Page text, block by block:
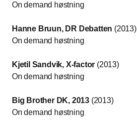
On demand høstning
Hanne Bruun, DR Debatten (2013)
On demand høstning
Kjetil Sandvik, X-factor (2013)
On demand høstning
Big Brother DK, 2013 (2013)
On demand høstning